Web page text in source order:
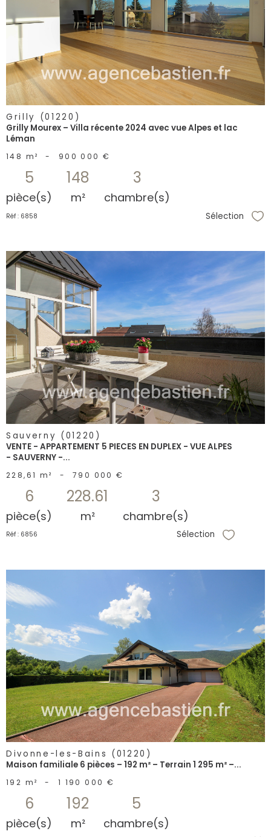
voir le
bien
Grilly (01220)
Grilly Mourex – Villa récente 2024 avec vue Alpes et lac
Léman
148 m² - 900 000 €
5
pièce(s)
148
m²
3
chambre(s)
Réf : 6858 Sélection
voir le
bien
Sauverny (01220)
VENTE - APPARTEMENT 5 PIECES EN DUPLEX - VUE ALPES
- SAUVERNY -...
228,61 m² - 790 000 €
6
pièce(s)
228.61
m²
3
chambre(s)
Réf : 6856 Sélection
voir le
bien
Divonne-les-Bains (01220)
Maison familiale 6 pièces – 192 m² – Terrain 1 295 m² –...
192 m² - 1 190 000 €
6
pièce(s)
192
m²
5
chambre(s)